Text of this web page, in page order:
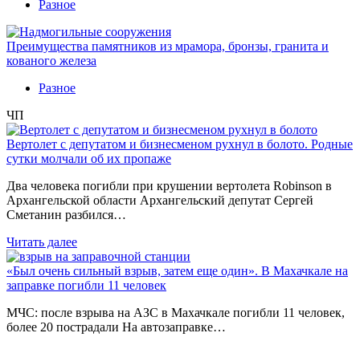
Разное
Преимущества памятников из мрамора, бронзы, гранита и
кованого железа
Разное
ЧП
Вертолет с депутатом и бизнесменом рухнул в болото. Родные
сутки молчали об их пропаже
Два человека погибли при крушении вертолета Robinson в
Архангельской области Архангельский депутат Сергей
Сметанин разбился…
Читать далее
«Был очень сильный взрыв, затем еще один». В Махачкале на
заправке погибли 11 человек
МЧС: после взрыва на АЗС в Махачкале погибли 11 человек,
более 20 пострадали На автозаправке…